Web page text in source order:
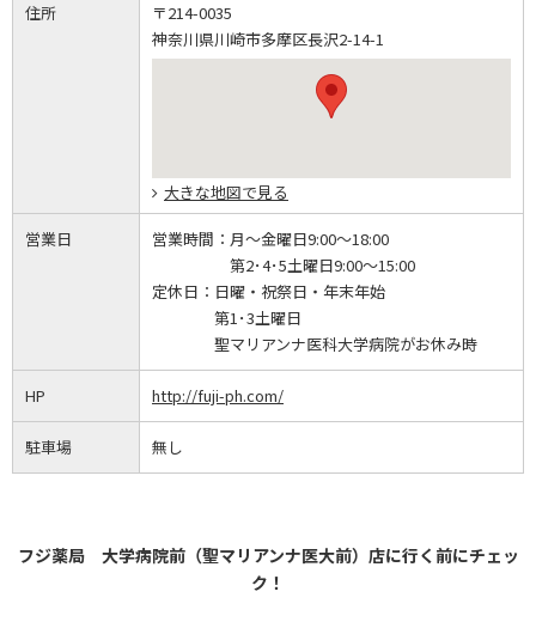
住所
〒214-0035
神奈川県川崎市多摩区長沢2-14-1
大きな地図で見る
営業日 営業時間： 月～金曜日9:00～18:00
第2･4･5土曜日9:00～15:00
定休日： 日曜・祝祭日・年末年始
第1･3土曜日
聖マリアンナ医科大学病院がお休み時
HP http://fuji-ph.com/
駐車場 無し
フジ薬局 大学病院前（聖マリアンナ医大前）店に行く前にチェッ
ク！